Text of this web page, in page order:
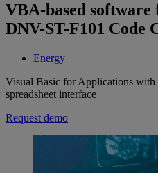
VBA-based software
DNV-ST-F101 Code
Energy
Visual Basic for Applications
spreadsheet interface
Request demo